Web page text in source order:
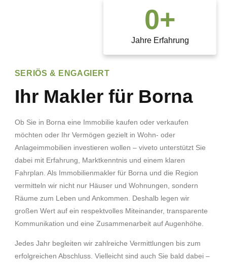
Jahre Erfahrung
0+
SERIÖS & ENGAGIERT
Ihr Makler für Borna
Ob Sie in Borna eine Immobilie kaufen oder verkaufen
möchten oder Ihr Vermögen gezielt in Wohn- oder
Anlageimmobilien investieren wollen – viveto unterstützt Sie
dabei mit Erfahrung, Marktkenntnis und einem klaren
Fahrplan. Als Immobilienmakler für Borna und die Region
vermitteln wir nicht nur Häuser und Wohnungen, sondern
Räume zum Leben und Ankommen. Deshalb legen wir
großen Wert auf ein respektvolles Miteinander, transparente
Kommunikation und eine Zusammenarbeit auf Augenhöhe.
Jedes Jahr begleiten wir zahlreiche Vermittlungen bis zum
erfolgreichen Abschluss. Vielleicht sind auch Sie bald dabei –